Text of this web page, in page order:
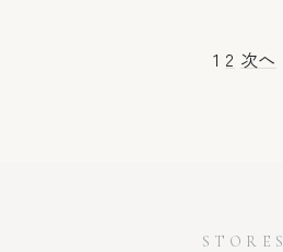
1 2 次へ
STORES